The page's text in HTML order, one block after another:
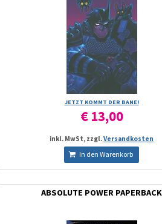
JETZT KOMMT DER BANE!
€ 13,00
inkl. MwSt, zzgl.Versandkosten
In den Warenkorb
ABSOLUTE POWER PAPERBACK